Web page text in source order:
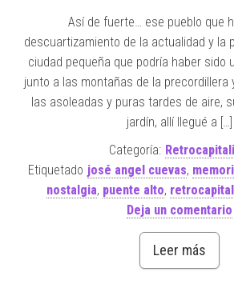
Así de fuerte… ese pueblo que
descuartizamiento de la actualidad y la
ciudad pequeña que podría haber sido
junto a las montañas de la precordillera
las asoleadas y puras tardes de aire,
jardín, allí llegué a […]
Categoría:
Etiquetado josé angel cuevas,
nostalgia, puente alto,
Deja un comentario
Leer más